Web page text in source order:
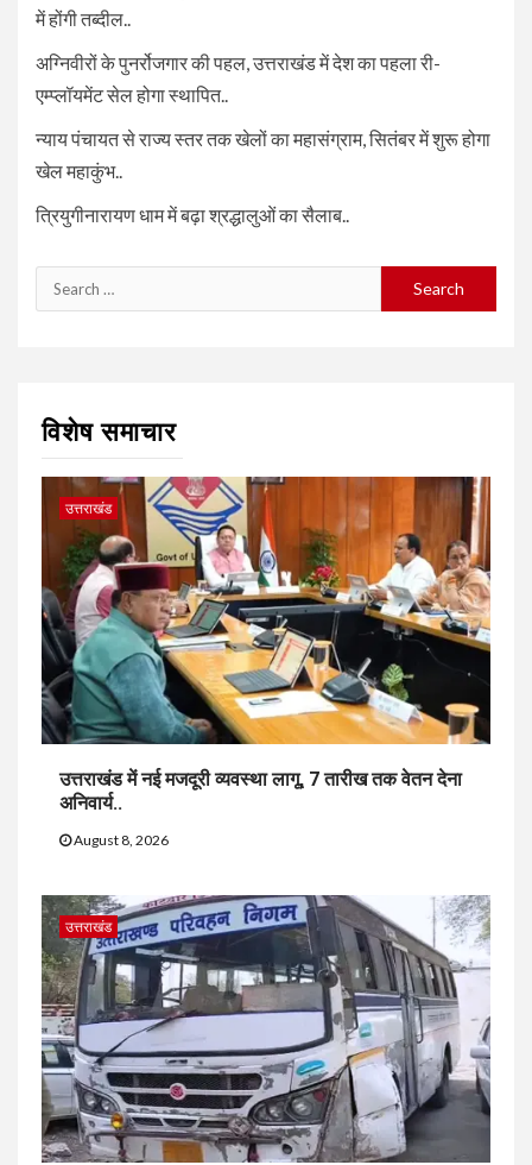
में होंगी तब्दील..
अग्निवीरों के पुनर्रोजगार की पहल, उत्तराखंड में देश का पहला री-
एम्प्लॉयमेंट सेल होगा स्थापित..
न्याय पंचायत से राज्य स्तर तक खेलों का महासंग्राम, सितंबर में शुरू होगा
खेल महाकुंभ..
त्रियुगीनारायण धाम में बढ़ा श्रद्धालुओं का सैलाब..
Search
for:
विशेष समाचार
उत्तराखंड
उत्तराखंड में नई मजदूरी व्यवस्था लागू, 7 तारीख तक वेतन देना
अनिवार्य..
August 8, 2026
उत्तराखंड